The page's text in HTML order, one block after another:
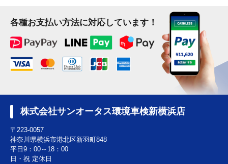
各種お支払い方法に対応しています！
株式会社サンオータス環境車検新横浜店
〒223-0057
神奈川県横浜市港北区新羽町848
平日9：00～18：00
日・祝 定休日